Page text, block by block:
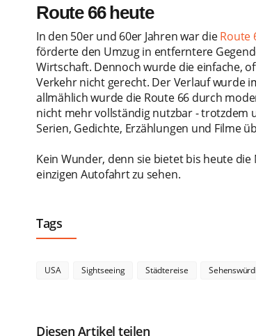
Route 66 heute
In den 50er und 60er Jahren war dieRoute
förderte den Umzug in entferntere
Wirtschaft. Dennoch wurde die einfache,
Verkehr nicht gerecht. Der Verlauf wurde
allmählich wurde die Route 66 durch
nicht mehr vollständig nutzbar - trotzdem
Serien, Gedichte, Erzählungen und Filme
Kein Wunder, denn sie bietet bis heute
einzigen Autofahrt zu sehen.
Tags
USA Sightseeing Städtereise
Diesen Artikel teilen